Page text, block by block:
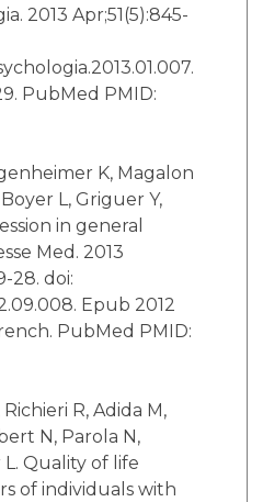
2013 Apr;51(5):845-
PubMed PMID:
K, Magalon
L, Griguer Y,
in general
Med. 2013
28. doi:
Epub 2012
PubMed PMID:
R, Adida M,
N, Parola N,
L. Quality of life
of individuals with